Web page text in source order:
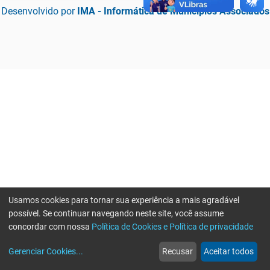
Desenvolvido por IMA - Informática de Municípios Associados
web
Notícias
more_horiz
Mais
Usamos cookies para tornar sua experiência a mais agradável
possível. Se continuar navegando neste site, você assume
concordar com nossa Política de Cookies e Política de privacidade
Gerenciar Cookies... Recusar Aceitar todos
Erro ao enviar informações, por favor tente novamente